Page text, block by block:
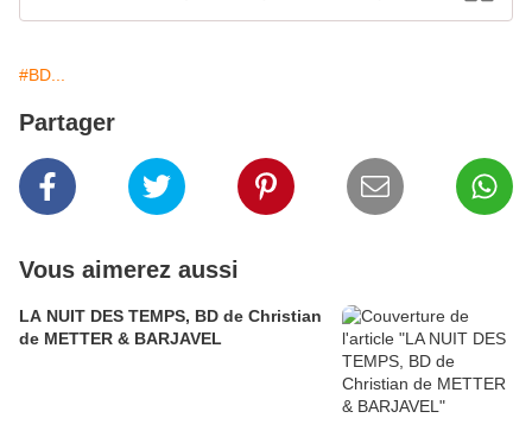
#BD...
Partager
Vous aimerez aussi
LA NUIT DES TEMPS, BD de Christian
de METTER & BARJAVEL